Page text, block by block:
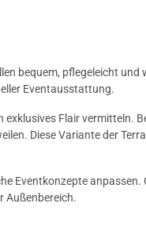
bequem, pflegeleicht
Eventausstattung.
Flair vermitteln.
Diese Variante der
Eventkonzepte anpassen.
Außenbereich.